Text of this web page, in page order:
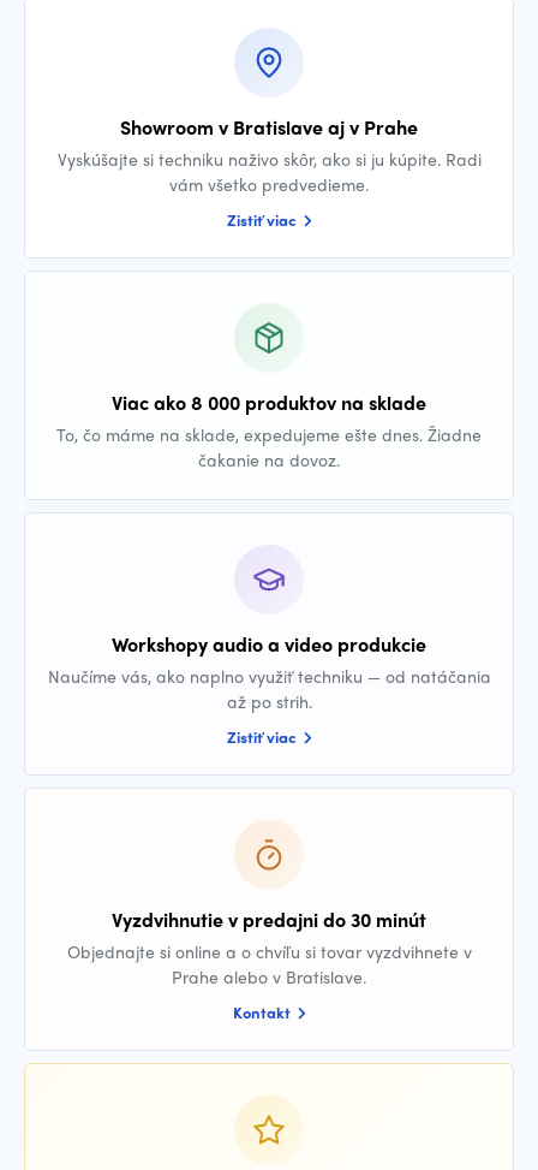
Showroom v Bratislave aj v Prahe
Vyskúšajte si techniku naživo skôr, ako si ju kúpite. Radi
vám všetko predvedieme.
Zistiť viac
Viac ako 8 000 produktov na sklade
To, čo máme na sklade, expedujeme ešte dnes. Žiadne
čakanie na dovoz.
Workshopy audio a video produkcie
Naučíme vás, ako naplno využiť techniku — od natáčania
až po strih.
Zistiť viac
Vyzdvihnutie v predajni do 30 minút
Objednajte si online a o chvíľu si tovar vyzdvihnete v
Prahe alebo v Bratislave.
Kontakt